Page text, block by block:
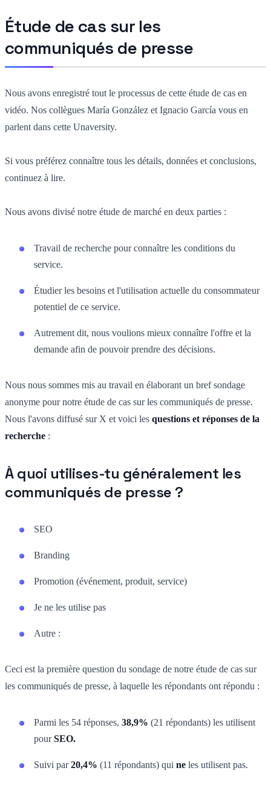
Étude de cas sur les
communiqués de presse
Nous avons enregistré tout le processus de cette étude de cas en
vidéo. Nos collègues María González et Ignacio García vous en
parlent dans cette Unaversity.
Si vous préférez connaître tous les détails, données et conclusions,
continuez à lire.
Nous avons divisé notre étude de marché en deux parties :
Travail de recherche pour connaître les conditions du
service.
Étudier les besoins et l'utilisation actuelle du consommateur
potentiel de ce service.
Autrement dit, nous voulions mieux connaître l'offre et la
demande afin de pouvoir prendre des décisions.
Nous nous sommes mis au travail en élaborant un bref sondage
anonyme pour notre étude de cas sur les communiqués de presse.
Nous l'avons diffusé sur X et voici les questions et réponses de la
recherche :
À quoi utilises-tu généralement les
communiqués de presse ?
SEO
Branding
Promotion (événement, produit, service)
Je ne les utilise pas
Autre :
Ceci est la première question du sondage de notre étude de cas sur
les communiqués de presse, à laquelle les répondants ont répondu :
Parmi les 54 réponses, 38,9% (21 répondants) les utilisent
pourSEO.
Suivi par20,4% (11 répondants) qui ne les utilisent pas.